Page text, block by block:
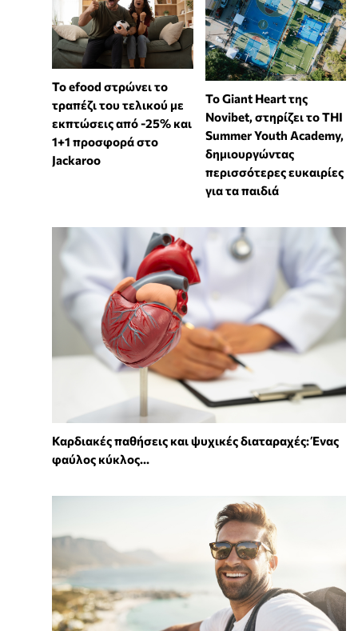
Το efood στρώνει το
τραπέζι του τελικού με
εκπτώσεις από -25% και
1+1 προσφορά στο
Jackaroo
To Giant Heart της
Novibet, στηρίζει το THI
Summer Youth Academy,
δημιουργώντας
περισσότερες ευκαιρίες
για τα παιδιά
Καρδιακές παθήσεις και ψυχικές διαταραχές: Ένας
φαύλος κύκλος...